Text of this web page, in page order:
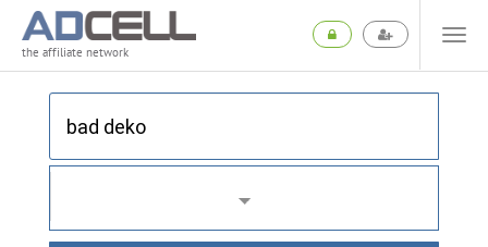
the affiliate network